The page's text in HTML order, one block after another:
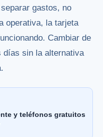
gastos, no
operativa, la tarjeta
Cambiar de
días sin la alternativa
y teléfonos gratuitos